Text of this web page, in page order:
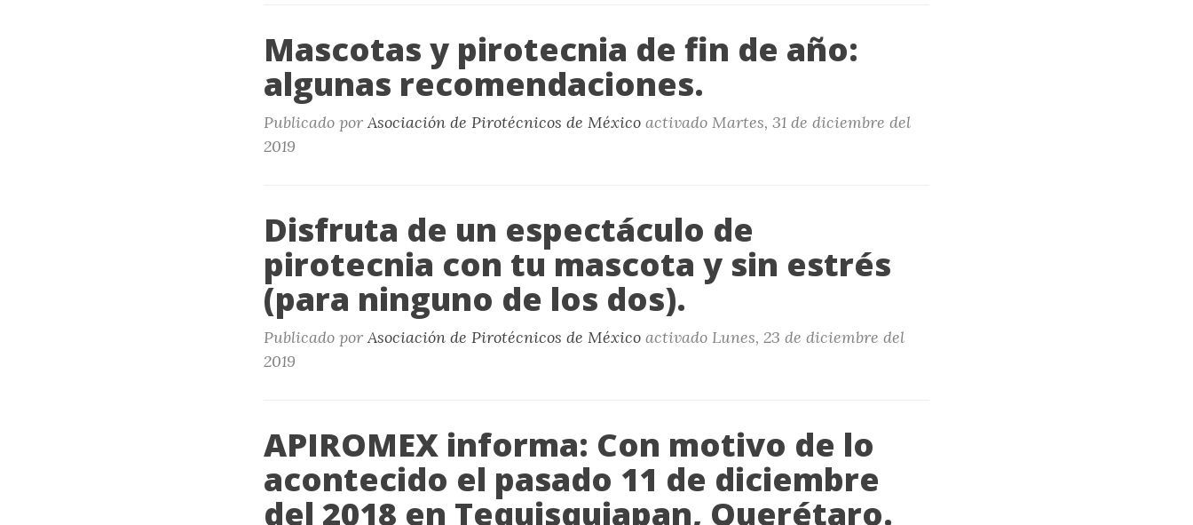
Mascotas y pirotecnia de fin de año:
algunas recomendaciones.
Publicado porAsociación de Pirotécnicos de México activado Martes, 31 de diciembre del
2019
Disfruta de un espectáculo de
pirotecnia con tu mascota y sin estrés
(para ninguno de los dos).
Publicado porAsociación de Pirotécnicos de México activado Lunes, 23 de diciembre del
2019
APIROMEX informa: Con motivo de lo
acontecido el pasado 11 de diciembre
del 2018 en Tequisquiapan, Querétaro.